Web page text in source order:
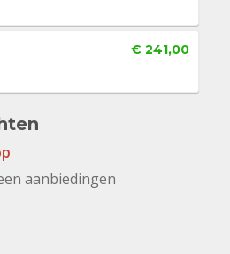
€ 241,00
aanbiedingen